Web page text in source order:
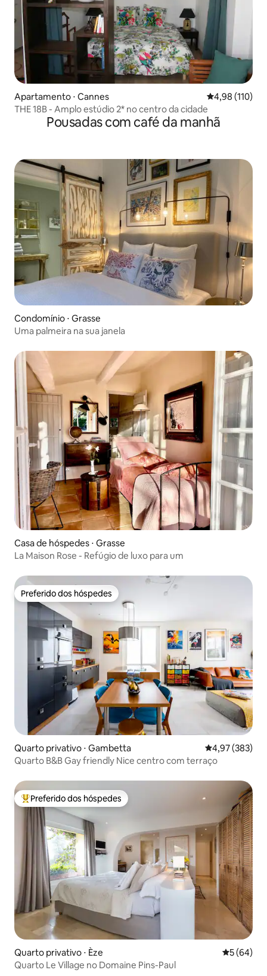
Apartamento ⋅ Cannes 4,98 de uma
4,98 (110)
THE 18B - Amplo estúdio 2* no centro da cidade
Pousadas com café da manhã
Condomínio ⋅ Grasse
Uma palmeira na sua janela
Casa de hóspedes ⋅ Grasse
La Maison Rose - Refúgio de luxo para um
Preferido dos hóspedes
Preferido dos hóspedes
Quarto privativo ⋅ Gambetta 4,97 de uma
4,97 (383)
Quarto B&B Gay friendly Nice centro com terraço
Entre os melhores preferidos dos hóspedes
Preferido dos hóspedes
Quarto privativo ⋅ Èze 5 de uma
5 (64)
Quarto Le Village no Domaine Pins-Paul